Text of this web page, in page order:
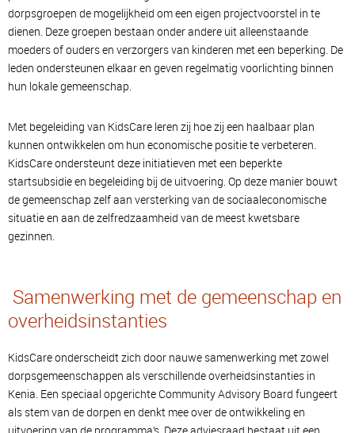
dorpsgroepen de mogelijkheid om een eigen projectvoorstel in te
dienen. Deze groepen bestaan onder andere uit alleenstaande
moeders of ouders en verzorgers van kinderen met een beperking. De
leden ondersteunen elkaar en geven regelmatig voorlichting binnen
hun lokale gemeenschap.
Met begeleiding van KidsCare leren zij hoe zij een haalbaar plan
kunnen ontwikkelen om hun economische positie te verbeteren.
KidsCare ondersteunt deze initiatieven met een beperkte
startsubsidie en begeleiding bij de uitvoering. Op deze manier bouwt
de gemeenschap zelf aan versterking van de sociaaleconomische
situatie en aan de zelfredzaamheid van de meest kwetsbare
gezinnen.
Samenwerking met de gemeenschap en
overheidsinstanties
KidsCare onderscheidt zich door nauwe samenwerking met zowel
dorpsgemeenschappen als verschillende overheidsinstanties in
Kenia. Een speciaal opgerichte Community Advisory Board fungeert
als stem van de dorpen en denkt mee over de ontwikkeling en
uitvoering van de programma’s. Deze adviesraad bestaat uit een